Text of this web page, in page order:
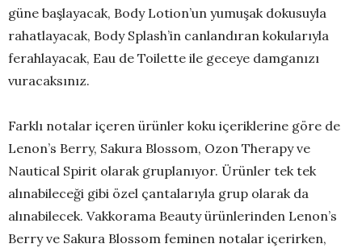
güne başlayacak, Body Lotion’un yumuşak dokusuyla
rahatlayacak, Body Splash’in canlandıran kokularıyla
ferahlayacak, Eau de Toilette ile geceye damganızı
vuracaksınız.
Farklı notalar içeren ürünler koku içeriklerine göre de
Lenon’s Berry, Sakura Blossom, Ozon Therapy ve
Nautical Spirit olarak gruplanıyor. Ürünler tek tek
alınabileceği gibi özel çantalarıyla grup olarak da
alınabilecek. Vakkorama Beauty ürünlerinden Lenon’s
Berry ve Sakura Blossom feminen notalar içerirken,